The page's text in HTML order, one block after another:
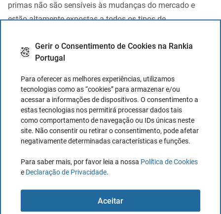
Gerir o Consentimento de Cookies na Rankia
Portugal
Para oferecer as melhores experiências, utilizamos
tecnologias como as “cookies” para armazenar e/ou
acessar a informações de dispositivos. O consentimento a
estas tecnologias nos permitirá processar dados tais
como comportamento de navegação ou IDs únicas neste
site. Não consentir ou retirar o consentimento, pode afetar
negativamente determinadas características e funções.
Para saber mais, por favor leia a nossa Política de Cookies
e Declaração de Privacidade.
Aceitar
primas não são sensíveis às mudanças do mercado e
estão altamente expostas a todos os tipos de
significativamente a produção (e baixa o seu preço) do
qual não sabíamos. Lembre-se: O preço desconta tudo.
Ações:Outro ativo interessante. Acima de tudo, esses
tendem a ter preços estáveis. Um death cross pode
antecipar uma queda significativa no preço das cotações
Em qualquer caso, é importante considerar que as ações
são mais voláteis do que obrigações ou matérias-primas,
portanto, podem ocorrer circunstâncias de falso sinal.
mudanças no mercado.